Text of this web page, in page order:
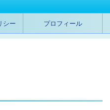
シー プロフィール